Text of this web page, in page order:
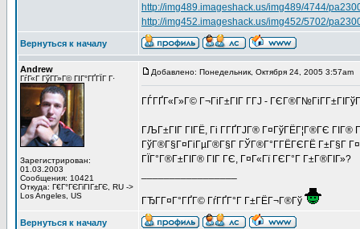
http://img489.imageshack.us/img489/4744/
http://img452.imageshack.us/img452/5702/
Вернуться к началу
Andrew
ГѓГ«Г ГўГ­Г»Г© ГІГ°ГҐГЇГ Г·
Зарегистрирован:
01.03.2003
Сообщения: 10421
Откуда: Г€Г°ГЄГіГІГ±ГЄ, RU ->
Los Angeles, US
Добавлено: Понедельник, Октября 24, 2005 3:57am
ГЃГҐГ«Г»Г© Г¬ГіГ±ГІГ Г­ГЈ -
ГЉГ±ГІГ ГІГЁ, Гі Г­ГҐГЈГ® Г¤ГўГЁГ¦Г®ГЄ ГІГ®
ГўГ®Г§Г¤ГіГµГ®Г§Г ГЎГ®Г°Г­ГЁГЄГЁ Г±Г§Г
ГЇГ°Г®Г±ГІГ® ГІГ ГЄ, Г¤Г«Гї ГЄГ°Г Г±Г®ГІГ»?
ГЂГ­Г¤Г°ГҐГ© ГѓГҐГ°Г Г±ГЁГ¬Г®Гў
Вернуться к началу